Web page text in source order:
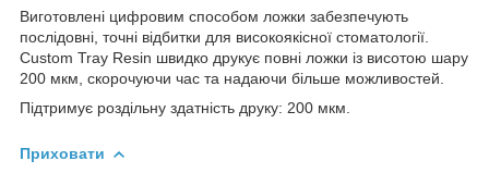
Виготовлені цифровим способом ложки забезпечують
послідовні, точні відбитки для високоякісної стоматології.
Custom Tray Resin швидко друкує повні ложки із висотою шару
200 мкм, скорочуючи час та надаючи більше можливостей.
Підтримує роздільну здатність друку: 200 мкм.
Приховати